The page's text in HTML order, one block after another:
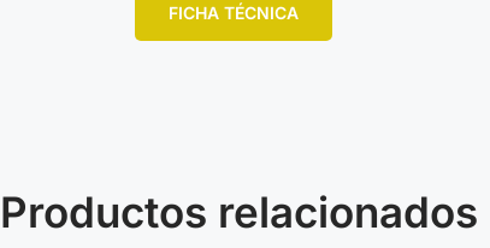
FICHA TÉCNICA
Productos relacionados